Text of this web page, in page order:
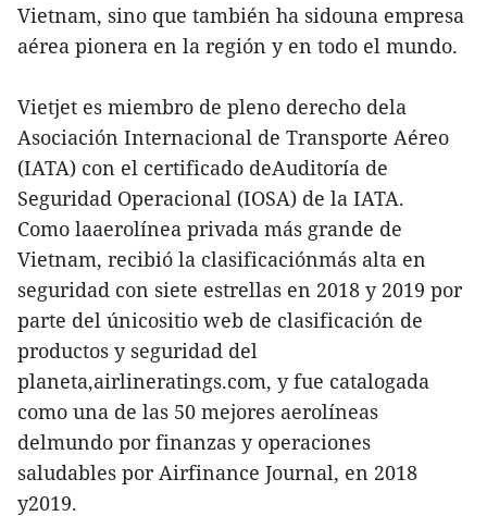
Vietnam, sino que también ha sidouna empresa
aérea pionera en la región y en todo el mundo.
Vietjet es miembro de pleno derecho dela
Asociación Internacional de Transporte Aéreo
(IATA) con el certificado deAuditoría de
Seguridad Operacional (IOSA) de la IATA.
Como laaerolínea privada más grande de
Vietnam, recibió la clasificaciónmás alta en
seguridad con siete estrellas en 2018 y 2019 por
parte del únicositio web de clasificación de
productos y seguridad del
planeta,airlineratings.com, y fue catalogada
como una de las 50 mejores aerolíneas
delmundo por finanzas y operaciones
saludables por Airfinance Journal, en 2018
y2019.